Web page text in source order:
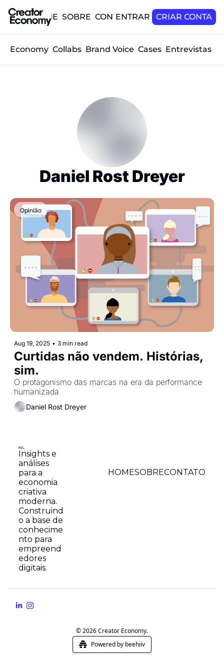
HOME SOBRE CONTATOENTRAR CRIAR CONTA
Economy Collabs Brand Voice Cases Entrevistas
Daniel Rost Dreyer
Opinião
Aug 19, 2025 • 3 min read
Curtidas não vendem. Histórias,
sim.
O protagonismo das marcas na era da performance
humanizada
Daniel Rost Dreyer
Insights e
análises
para a
economia
criativa
moderna.
Construind
o a base de
conhecime
nto para
empreend
edores
digitais.
HOMESOBRECONTATO
© 2026 Creator Economy.
Powered by beehiiv